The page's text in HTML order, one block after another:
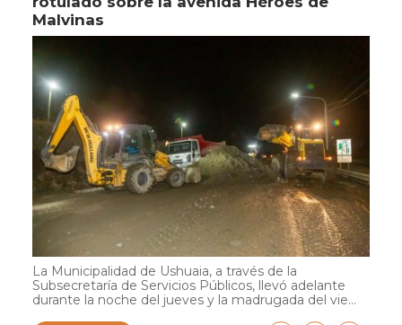
Malvinas
La Municipalidad de Ushuaia, a través de la
Subsecretaría de Servicios Públicos, llevó adelante
durante la noche del jueves y la madrugada del vie...